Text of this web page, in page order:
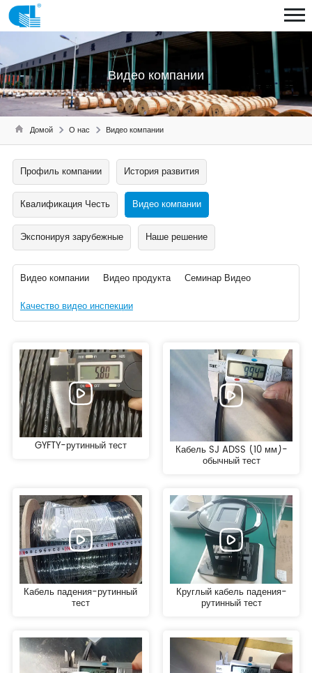
Видео компании
Домой О нас Видео компании
Профиль компании История развития
Квалификация Честь Видео компании
Экспонируя зарубежные Наше решение
Видео компании Видео продукта
Семинар Видео
Качество видео инспекции
GYFTY-рутинный тест Кабель SJ ADSS (10 мм)-
обычный тест
Кабель падения-рутинный
тест
Круглый кабель падения-
рутинный тест